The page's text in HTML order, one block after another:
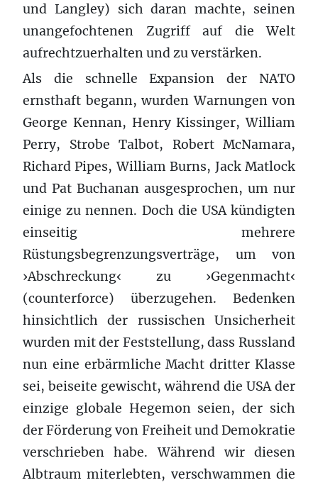
und Langley) sich daran machte, seinen
unangefochtenen Zugriff auf die Welt
aufrechtzuerhalten und zu verstärken.
Als die schnelle Expansion der NATO
ernsthaft begann, wurden Warnungen von
George Kennan, Henry Kissinger, William
Perry, Strobe Talbot, Robert McNamara,
Richard Pipes, William Burns, Jack Matlock
und Pat Buchanan ausgesprochen, um nur
einige zu nennen. Doch die USA kündigten
einseitig mehrere
Rüstungsbegrenzungsverträge, um von
›Abschreckung‹ zu ›Gegenmacht‹
(counterforce) überzugehen. Bedenken
hinsichtlich der russischen Unsicherheit
wurden mit der Feststellung, dass Russland
nun eine erbärmliche Macht dritter Klasse
sei, beiseite gewischt, während die USA der
einzige globale Hegemon seien, der sich
der Förderung von Freiheit und Demokratie
verschrieben habe. Während wir diesen
Albtraum miterlebten, verschwammen die